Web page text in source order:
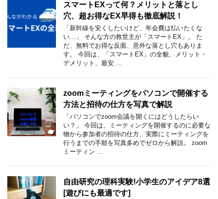
スマートEXって何？メリットと落とし
穴、超お得なEX早得も徹底解説！
「新幹線を安くしたいけど、年会費は払いたくな
い…」 そんな方の救世主が「スマートEX」。 た
だ、無料でお得な反面、意外な落とし穴もありま
す。 今回は、「スマートEX」の全貌、メリット・
デメリット、最安 …
zoomミーティングをパソコンで開催する
方法と招待の仕方を写真で解説
「パソコンでzoom会議を開くにはどうしたらい
い？」 今回は、ミーティングを開催するのに必要な
物から参加者の招待の仕方、実際にミーティングを
行うまでの手順を写真多めでゼロから解説。 zoom
ミーティン …
自由研究の理科実験!小学生のアイデア8選
[遊びにも最適です]